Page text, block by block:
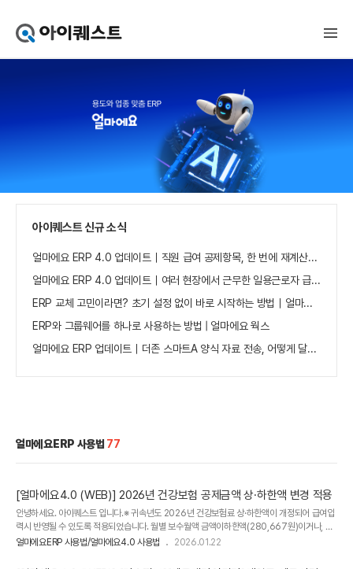
퀘
얼
마
가
기
아이퀘스트 신규 소식
얼마에요 ERP 4.0 업데이트｜직원 급여 공제항목, 한 번에 재계산하세요
얼마에요 ERP 4.0 업데이트｜여러 현장에서 근무한 일용근로자 급여, 현장별로 선택 수집하세요
ERP 교체 고민이라면? 초기 설정 없이 바로 시작하는 방법｜얼마에요 ERP
ERP와 그룹웨어를 하나로 사용하는 방법 | 얼마에요 웍스
얼마에요 ERP 업데이트｜더존 스마트A 양식 자료 전송, 어떻게 달라졌나요?
얼마에요ERP 사용법 77
[얼마에요4.0 (WEB)] 2026년 건강보험 공제금액 상·하한액 변경 적용
안녕하세요. 아이퀘스트 입니다.​​※ 귀속년도 2026년 건강보험료 상·하한액이 개정되어 급여입
력시 반영될 수 있도록 적용되었습니다. 월별 보수월액 금액이하한액(280,667원)이거나, 상
한액(127,725,731원)인 경우 월별 보험료 하한금액 / 상한금액이 변경되었습니다.​급여가 상·
않은 이전 공제액으로 반영됩니다.변경된 상·하한액을 반영하시려면 [급여입력] - 직원선택 후
얼마에요ERP 사용법/얼마에요4.0 사용법 2026.01.22